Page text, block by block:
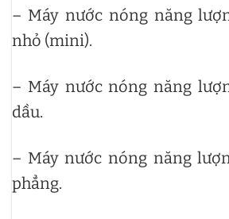
– Máy nước nóng năng
nhỏ (mini).
– Máy nước nóng năng
dầu.
– Máy nước nóng năng
phẳng.